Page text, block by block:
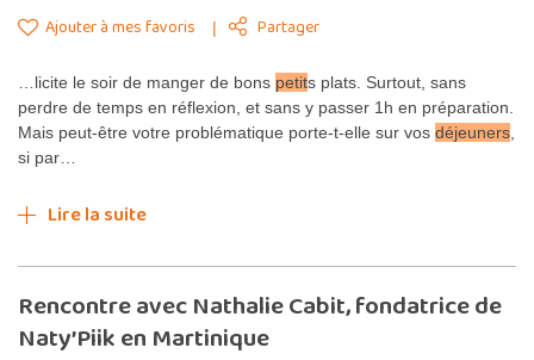
Ajouter à mes favoris Partager
…licite le soir de manger de bons petits plats. Surtout, sans
perdre de temps en réflexion, et sans y passer 1h en préparation.
Mais peut-être votre problématique porte-t-elle sur vos déjeuners
si par…
Lire la suite
Rencontre avec Nathalie Cabit, fondatrice de
Naty’Piik en Martinique